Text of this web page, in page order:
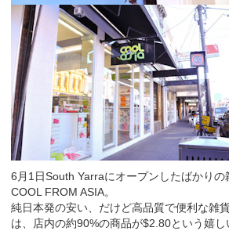
6月1日South Yarraにオープンしたばかりの
COOL FROM ASIA。
純日本発の安い、だけど高品質で便利な雑
は、店内の約90%の商品が$2.80という嬉